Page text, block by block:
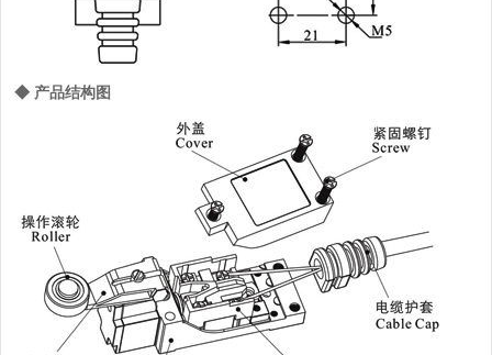
◆ 产品结构图